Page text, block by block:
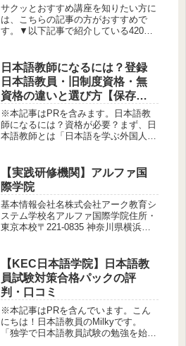
サクッとおすすめ講座を知りたい方に
は、こちらの記事の方がおすすめで
す。▼以下記事で紹介している420時
まで利用可能な補助金制度もあるの
で、迷っている方はまずご確認くだ...
日本語教師になるには？登録
日本語教員・旧制度資格・無
資格の違いと選び方【保存
版】
※本記事はPRを含みます。日本語教
師になるには？資格が必要？まず、日
本語教師とは「日本語を学ぶ外国人に
関する資格は複数ありますが、大きく
分けると「国家資格」と「旧制度資
格」...
【実践研修機関】アルファ国
際学院
基本情報会社名株式会社アーク教育シ
ステム学校名アルファ国際学院住所・
東京本校〒221-0835 神奈川県横浜市
県横浜市神奈川区鶴屋町２丁目２１
−８ 第１安田ビ...
【KEC日本語学院】日本語教
員試験対策合格パックの評
判・口コミ
※本記事はPRを含んでいます。こん
にちは！日本語教員のMilkyです。
「独学で日本語教員試験の勉強を始め